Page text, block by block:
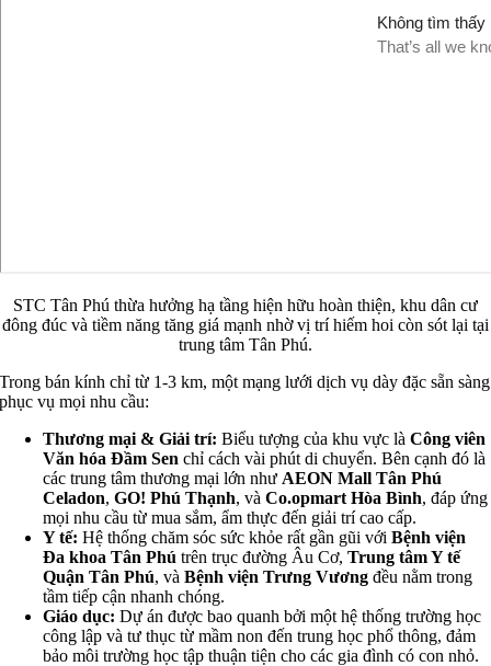
STC Tân Phú thừa hưởng hạ tầng hiện hữu hoàn thiện, khu dân cư
đông đúc và tiềm năng tăng giá mạnh nhờ vị trí hiếm hoi còn sót lại tại
trung tâm Tân Phú.
Trong bán kính chỉ từ 1-3 km, một mạng lưới dịch vụ dày đặc sẵn sàng
phục vụ mọi nhu cầu:
Thương mại & Giải trí: Biểu tượng của khu vực làCông viên
Văn hóa Đầm Sen chỉ cách vài phút di chuyển. Bên cạnh đó là
các trung tâm thương mại lớn như AEON Mall Tân Phú
Celadon,GO! Phú Thạnh, vàCo.opmart Hòa Bình, đáp ứng
mọi nhu cầu từ mua sắm, ẩm thực đến giải trí cao cấp.
Y tế: Hệ thống chăm sóc sức khỏe rất gần gũi vớiBệnh viện
Đa khoa Tân Phú trên trục đường Âu Cơ,Trung tâm Y tế
Quận Tân Phú, vàBệnh viện Trưng Vương đều nằm trong
tầm tiếp cận nhanh chóng.
Giáo dục: Dự án được bao quanh bởi một hệ thống trường học
công lập và tư thục từ mầm non đến trung học phổ thông, đảm
bảo môi trường học tập thuận tiện cho các gia đình có con nhỏ.